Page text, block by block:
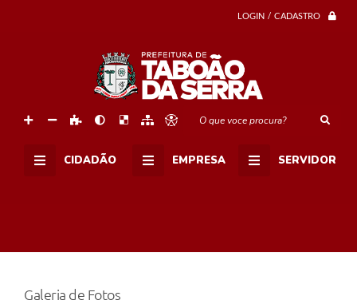
LOGIN / CADASTRO
O que voce procura?
CIDADÃO EMPRESA SERVIDOR
Galeria de Fotos